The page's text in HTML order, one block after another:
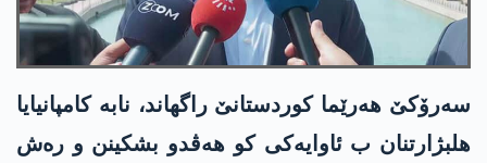
سەرۆکێ ھەرێما کوردستانێ راگھاند، نابە کامپانیایا
ھلبژارتنان ب ئاوایەکی کو ھەڤدو بشکینن و رەش